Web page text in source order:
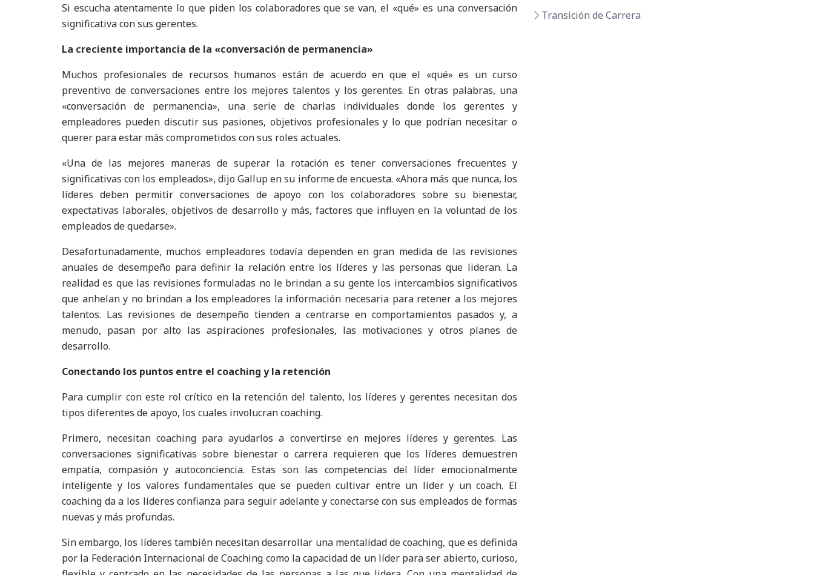
Si escucha atentamente lo que piden los colaboradores que se van, el «qué» es una conversación
significativa con sus gerentes.
La creciente importancia de la «conversación de permanencia»
Muchos profesionales de recursos humanos están de acuerdo en que el «qué» es un curso
preventivo de conversaciones entre los mejores talentos y los gerentes. En otras palabras, una
«conversación de permanencia», una serie de charlas individuales donde los gerentes y
empleadores pueden discutir sus pasiones, objetivos profesionales y lo que podrían necesitar o
querer para estar más comprometidos con sus roles actuales.
«Una de las mejores maneras de superar la rotación es tener conversaciones frecuentes y
significativas con los empleados», dijo Gallup en su informe de encuesta. «Ahora más que nunca, los
líderes deben permitir conversaciones de apoyo con los colaboradores sobre su bienestar,
expectativas laborales, objetivos de desarrollo y más, factores que influyen en la voluntad de los
empleados de quedarse».
Desafortunadamente, muchos empleadores todavía dependen en gran medida de las revisiones
anuales de desempeño para definir la relación entre los líderes y las personas que lideran. La
realidad es que las revisiones formuladas no le brindan a su gente los intercambios significativos
que anhelan y no brindan a los empleadores la información necesaria para retener a los mejores
talentos. Las revisiones de desempeño tienden a centrarse en comportamientos pasados y, a
menudo, pasan por alto las aspiraciones profesionales, las motivaciones y otros planes de
desarrollo.
Conectando los puntos entre el coaching y la retención
Para cumplir con este rol crítico en la retención del talento, los líderes y gerentes necesitan dos
tipos diferentes de apoyo, los cuales involucran coaching.
Primero, necesitan coaching para ayudarlos a convertirse en mejores líderes y gerentes. Las
conversaciones significativas sobre bienestar o carrera requieren que los líderes demuestren
empatía, compasión y autoconciencia. Estas son las competencias del líder emocionalmente
inteligente y los valores fundamentales que se pueden cultivar entre un líder y un coach. El
coaching da a los líderes confianza para seguir adelante y conectarse con sus empleados de formas
nuevas y más profundas.
Sin embargo, los líderes también necesitan desarrollar una mentalidad de coaching, que es definida
por la Federación Internacional de Coaching como la capacidad de un líder para ser abierto, curioso,
Transición de Carrera